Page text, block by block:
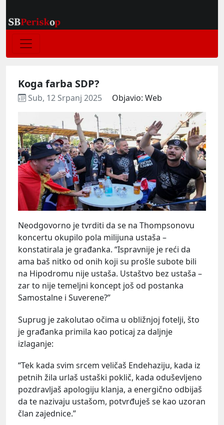
Koga farba SDP?
Sub, 12 Srpanj 2025 Objavio: Web
Neodgovorno je tvrditi da se na Thompsonovu
koncertu okupilo pola milijuna ustaša –
konstatirala je građanka. “Ispravnije je reći da
ama baš nitko od onih koji su prošle subote bili
na Hipodromu nije ustaša. Ustaštvo bez ustaša –
zar to nije temeljni koncept još od postanka
Samostalne i Suverene?”
Suprug je zakolutao očima u obližnjoj fotelji, što
je građanka primila kao poticaj za daljnje
izlaganje:
“Tek kada svim srcem veličaš Endehaziju, kada iz
petnih žila urlaš ustaški poklič, kada oduševljeno
pozdravljaš apologiju klanja, a energično odbijaš
da te nazivaju ustašom, potvrđuješ se kao uzoran
član zajednice.”